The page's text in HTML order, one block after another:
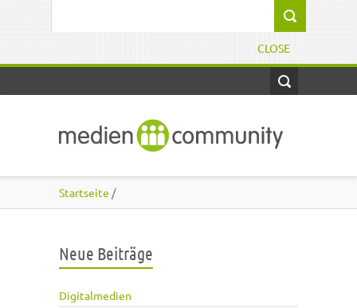
CLOSE
Startseite /
Neue Beiträge
Digitalmedien